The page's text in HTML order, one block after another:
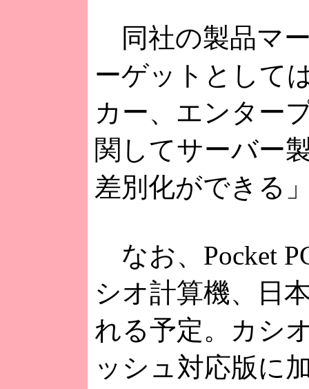
同社の製品マ
ーゲットとして
カー、エンター
関してサーバー
差別化ができる
なお、Pocket
シオ計算機、日
れる予定。カシ
ッシュ対応版に